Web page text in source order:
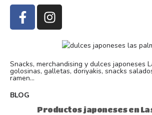
Snacks, merchandising y dulces japoneses
golosinas, galletas, doriyakis, snacks
ramen...
BLOG
Productos japoneses en